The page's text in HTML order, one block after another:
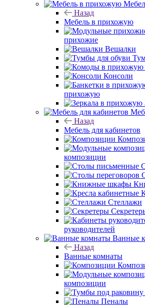
Назад
Мебель в прихожую
прихожие
Вешалки
Консоли
прихожую
Назад
Мебель для кабинетов
композиции
Стеллажи
руководителей
Ванные
Назад
Ванные комнаты
композиции
Пеналы